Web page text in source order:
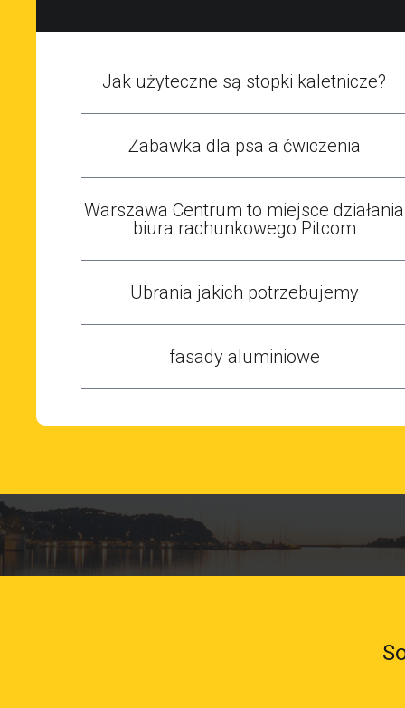
Jak użyteczne są stopki kaletnicze?
Zabawka dla psa a ćwiczenia
Warszawa Centrum to miejsce działania
biura rachunkowego Pitcom
Ubrania jakich potrzebujemy
fasady aluminiowe